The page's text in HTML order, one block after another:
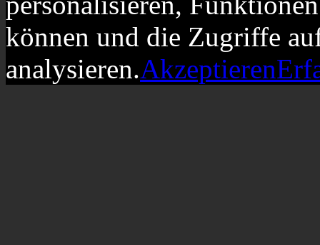
können und die Zugriffe
analysieren.Akzeptieren